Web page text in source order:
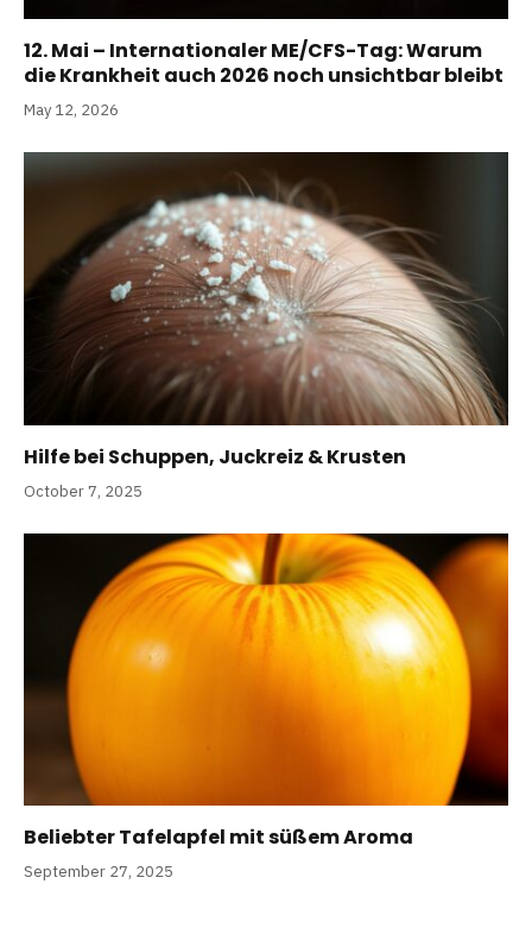
12. Mai – Internationaler ME/CFS-Tag: Warum
die Krankheit auch 2026 noch unsichtbar bleibt
May 12, 2026
Hilfe bei Schuppen, Juckreiz & Krusten
October 7, 2025
Beliebter Tafelapfel mit süßem Aroma
September 27, 2025